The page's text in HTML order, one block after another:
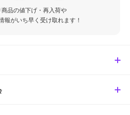
商品の値下げ・再入荷や
報がいち早く受け取れます！